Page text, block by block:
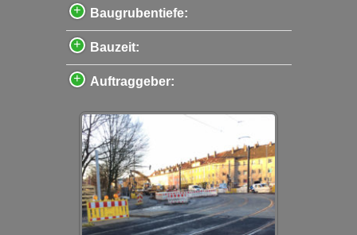
Baugrubentiefe:
Bauzeit:
Auftraggeber: